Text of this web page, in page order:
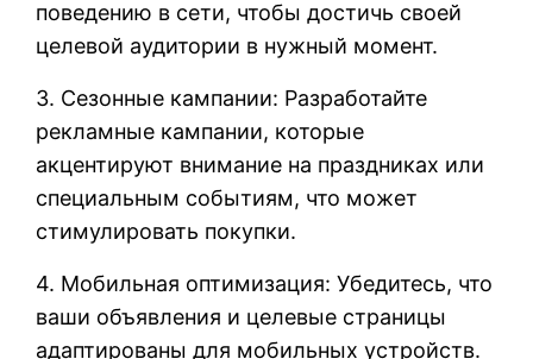
поведению в сети, чтобы достичь своей
целевой аудитории в нужный момент.
3. Сезонные кампании: Разработайте
рекламные кампании, которые
акцентируют внимание на праздниках или
специальным событиям, что может
стимулировать покупки.
4. Мобильная оптимизация: Убедитесь, что
ваши объявления и целевые страницы
адаптированы для мобильных устройств.